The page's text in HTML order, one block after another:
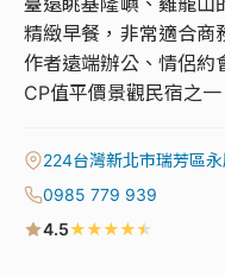
精緻早餐，非常適合商
作者遠端辦公、情侶約
CP值平價景觀民宿之一
224台灣新北市瑞芳區
0985 779 939
4.5★★★★★